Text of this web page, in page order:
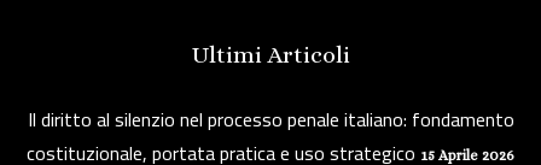
Ultimi Articoli
Il diritto al silenzio nel processo penale italiano: fondamento
costituzionale, portata pratica e uso strategico 15 Aprile 2026